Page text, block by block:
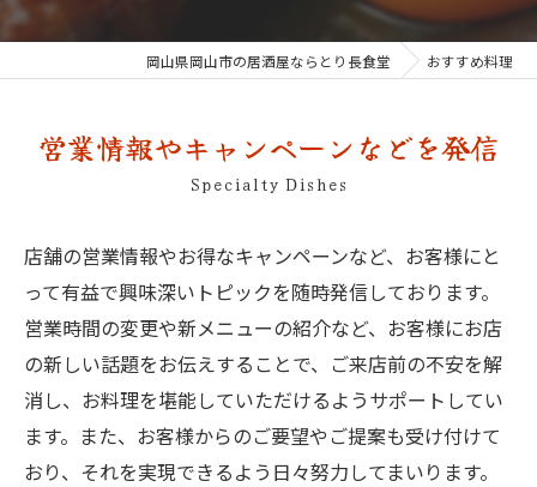
岡山県岡山市の居酒屋ならとり長食堂 おすすめ料理
営業情報やキャンペーンなどを発信
Specialty Dishes
店舗の営業情報やお得なキャンペーンなど、お客様にと
って有益で興味深いトピックを随時発信しております。
営業時間の変更や新メニューの紹介など、お客様にお店
の新しい話題をお伝えすることで、ご来店前の不安を解
消し、お料理を堪能していただけるようサポートしてい
ます。また、お客様からのご要望やご提案も受け付けて
おり、それを実現できるよう日々努力してまいります。